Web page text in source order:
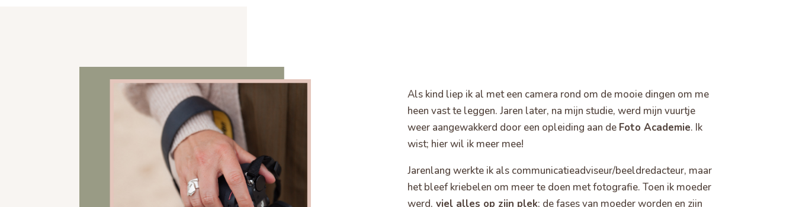
Als kind liep ik al met een camera rond om de mooie dingen om me
heen vast te leggen. Jaren later, na mijn studie, werd mijn vuurtje
weer aangewakkerd door een opleiding aan de Foto Academie. Ik
wist; hier wil ik meer mee!
Jarenlang werkte ik als communicatieadviseur/beeldredacteur, maar
het bleef kriebelen om meer te doen met fotografie. Toen ik moeder
werd, viel alles op zijn plek; de fases van moeder worden en zijn